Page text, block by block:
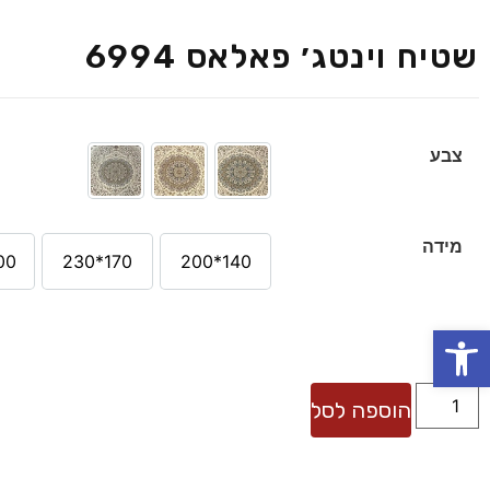
פתח סרגל נגישות
שטיח וינטג׳ פאלאס 6994
צבע
מידה
140*200
170*230
הוספה לסל